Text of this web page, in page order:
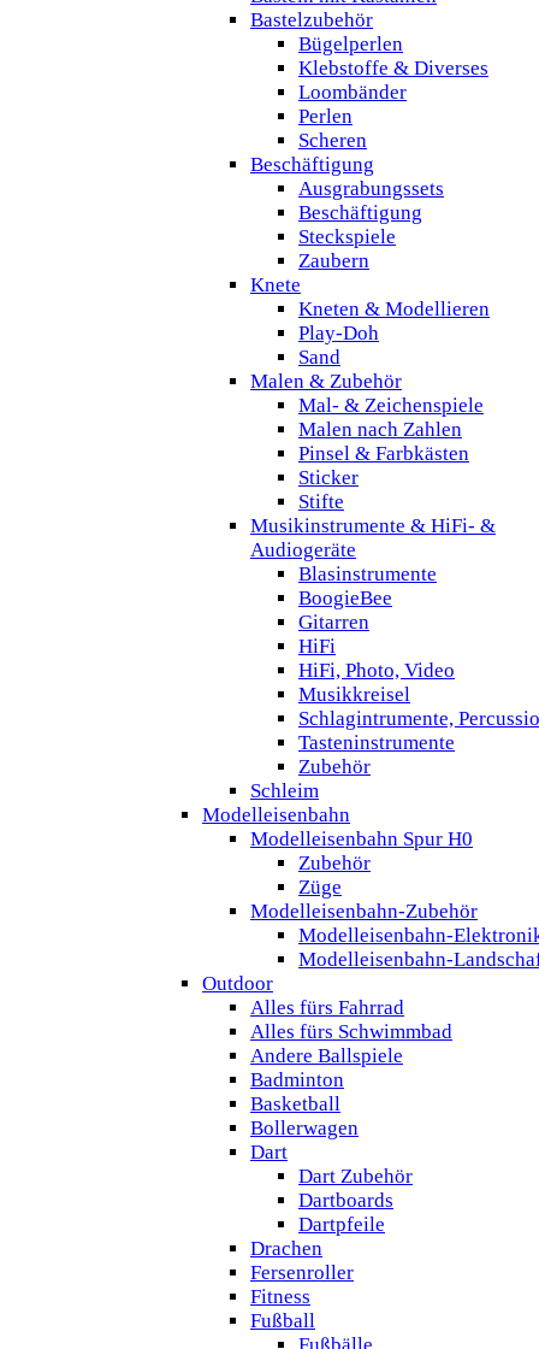
Bastelzubehör
Bügelperlen
Klebstoffe & Diverses
Loombänder
Perlen
Scheren
Beschäftigung
Ausgrabungssets
Beschäftigung
Steckspiele
Zaubern
Knete
Kneten & Modellieren
Play-Doh
Sand
Malen & Zubehör
Mal- & Zeichenspiele
Malen nach Zahlen
Pinsel & Farbkästen
Sticker
Stifte
Musikinstrumente & HiFi- &
Audiogeräte
Blasinstrumente
BoogieBee
Gitarren
HiFi
HiFi, Photo, Video
Musikkreisel
Schlagintrumente,
Tasteninstrumente
Zubehör
Schleim
Modelleisenbahn
Modelleisenbahn Spur H0
Zubehör
Züge
Modelleisenbahn-Zubehör
Modelleisenbahn-
Modelleisenbahn-
Outdoor
Alles fürs Fahrrad
Alles fürs Schwimmbad
Andere Ballspiele
Badminton
Basketball
Bollerwagen
Dart
Dart Zubehör
Dartboards
Dartpfeile
Drachen
Fersenroller
Fitness
Fußball